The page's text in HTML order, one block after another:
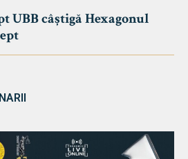
UBB câștigă Hexagonul